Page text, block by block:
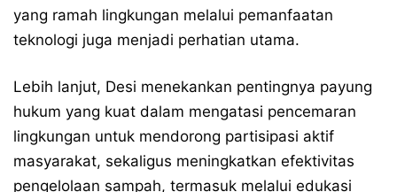
yang ramah lingkungan melalui pemanfaatan
teknologi juga menjadi perhatian utama.
Lebih lanjut, Desi menekankan pentingnya payung
hukum yang kuat dalam mengatasi pencemaran
lingkungan untuk mendorong partisipasi aktif
masyarakat, sekaligus meningkatkan efektivitas
pengelolaan sampah, termasuk melalui edukasi